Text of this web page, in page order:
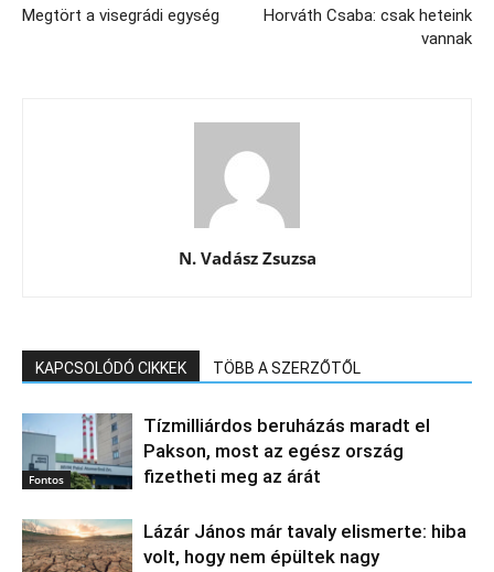
Megtört a visegrádi egység
Horváth Csaba: csak heteink
vannak
N. Vadász Zsuzsa
KAPCSOLÓDÓ CIKKEK TÖBB A SZERZŐTŐL
Fontos
Tízmilliárdos beruházás maradt el
Pakson, most az egész ország
fizetheti meg az árát
Lázár János már tavaly elismerte: hiba
volt, hogy nem épültek nagy